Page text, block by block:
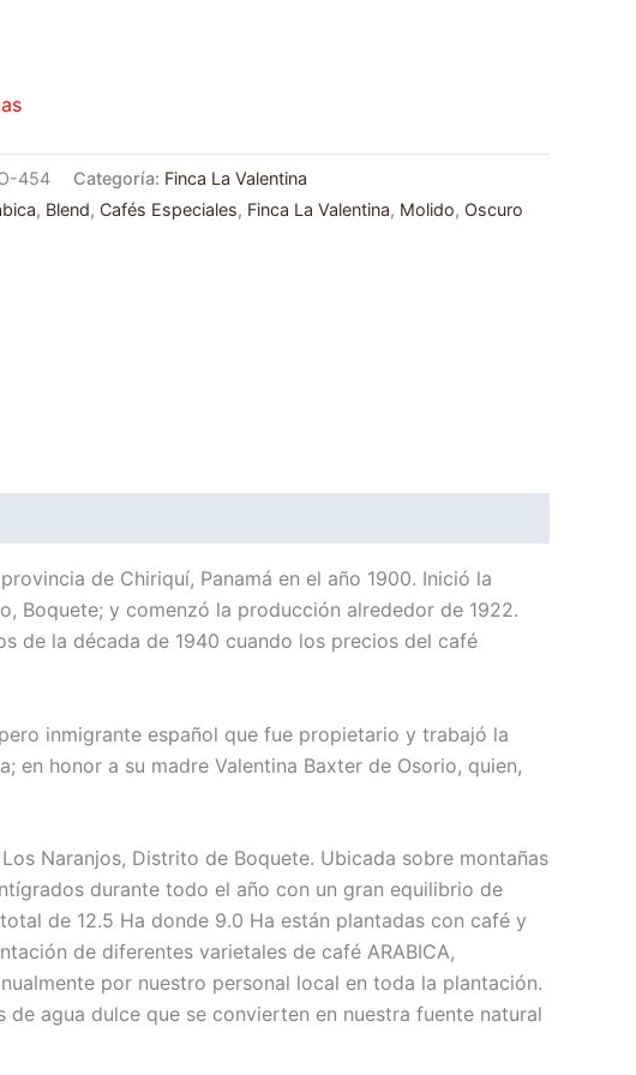
454 Categoría: Finca La Valentina
, Blend, Cafés Especiales, Finca La Valentina, Molido, Oscuro
de Chiriquí, Panamá en el año 1900. Inició la
Boquete; y comenzó la producción alrededor de 1922.
de la década de 1940 cuando los precios del café
inmigrante español que fue propietario y trabajó la
en honor a su madre Valentina Baxter de Osorio, quien,
Naranjos, Distrito de Boquete. Ubicada sobre montañas
durante todo el año con un gran equilibrio de
de 12.5 Ha donde 9.0 Ha están plantadas con café y
de diferentes varietales de café ARABICA,
por nuestro personal local en toda la plantación.
agua dulce que se convierten en nuestra fuente natural